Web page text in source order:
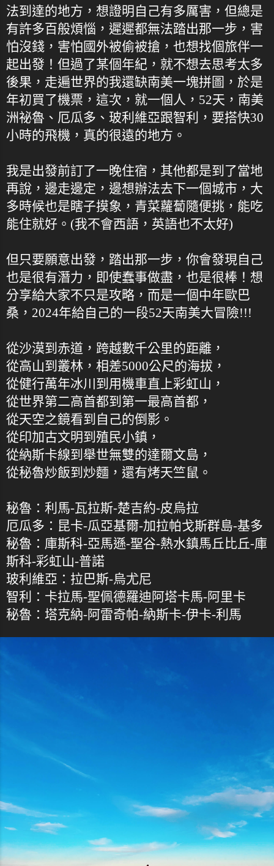
法到達的地方，想證明自己有多厲害，但總是
有許多百般煩惱，遲遲都無法踏出那一步，害
怕沒錢，害怕國外被偷被搶，也想找個旅伴一
起出發！但過了某個年紀，就不想去思考太多
後果，走遍世界的我還缺南美一塊拼圖，於是
年初買了機票，這次，就一個人，52天，南美
洲祕魯、厄瓜多、玻利維亞跟智利，要搭快30
小時的飛機，真的很遠的地方。
我是出發前訂了一晚住宿，其他都是到了當地
再說，邊走邊定，邊想辦法去下一個城市，大
多時候也是瞎子摸象，青菜蘿蔔隨便挑，能吃
能住就好。(我不會西語，英語也不太好)
但只要願意出發，踏出那一步，你會發現自己
也是很有潛力，即使蠢事做盡，也是很棒！想
分享給大家不只是攻略，而是一個中年歐巴
桑，2024年給自己的一段52天南美大冒險!!!
從沙漠到赤道，跨越數千公里的距離，
從高山到叢林，相差5000公尺的海拔，
從健行萬年冰川到用機車直上彩虹山，
從世界第二高首都到第一最高首都，
從天空之鏡看到自己的倒影。
從印加古文明到殖民小鎮，
從納斯卡線到舉世無雙的達爾文島，
從秘魯炒飯到炒麵，還有烤天竺鼠。
秘魯：利馬-瓦拉斯-楚吉約-皮烏拉
厄瓜多：昆卡-瓜亞基爾-加拉帕戈斯群島-基多
秘魯：庫斯科-亞馬遜-聖谷-熱水鎮馬丘比丘-庫
斯科-彩虹山-普諾
玻利維亞：拉巴斯-烏尤尼
智利：卡拉馬-聖佩德羅迪阿塔卡馬-阿里卡
秘魯：塔克納-阿雷奇帕-納斯卡-伊卡-利馬